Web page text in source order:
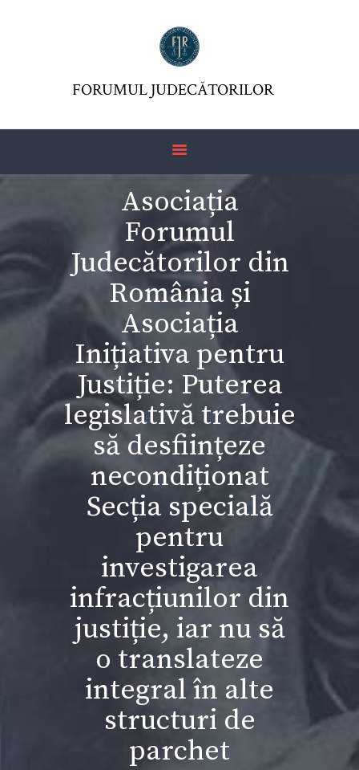
FORUMUL JUDECĂTORILOR
Asociația
Forumul
Judecătorilor din
România și
Asociația
Inițiativa pentru
Justiție: Puterea
legislativă trebuie
să desființeze
necondiționat
Secția specială
pentru
investigarea
infracțiunilor din
justiție, iar nu să
o translateze
integral în alte
structuri de
parchet
FORUMUL JUDECĂTORILOR
ASOCIAŢIA FJR
JURISPRUDENȚĂ
FORMULAR 230 –
REDIRECŢIONARE
IMPOZIT VENIT